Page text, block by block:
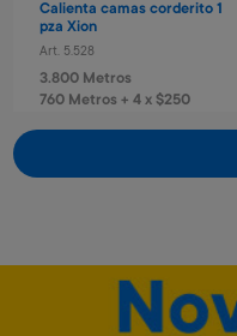
Set taladro con accesorios
Calienta camas corderito 1
pza Xion
Art. 5.528
3.800 Metros
760 Metros + 4 x $250